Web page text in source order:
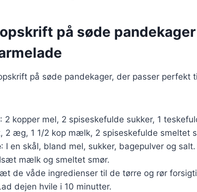
på søde
på søde pandekager, der passer perfekt
: 2 kopper mel, 2 spiseskefulde sukker, 1
2 æg, 1 1/2 kop mælk, 2 spiseskefulde smeltet
: I en skål, bland mel, sukker, bagepulver og
mælk og smeltet smør.
de våde ingredienser til de tørre og rør
dejen hvile i 10 minutter.